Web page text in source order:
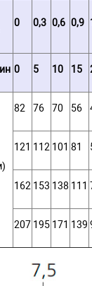
0 0,3 0,6 0,9
0 5 10 15
82 76 70 56
121 112 101 81
162 153 138 111
207 195 171 139